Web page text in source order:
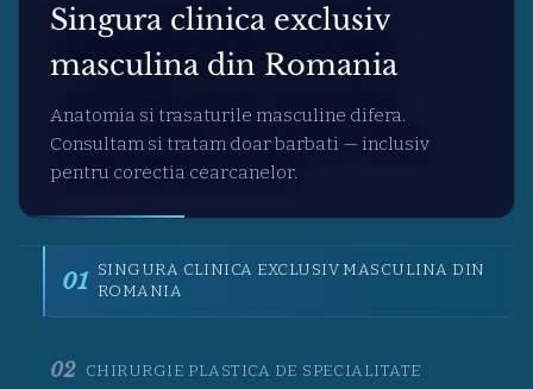
01 SINGURA CLINICA EXCLUSIV MASCULINA DIN
ROMANIA
02 CHIRURGIE PLASTICA DE SPECIALITATE
Singura clinica exclusiv
masculina din Romania
Anatomia si trasaturile masculine difera.
Consultam si tratam doar barbati — inclusiv
pentru corectia cearcanelor.